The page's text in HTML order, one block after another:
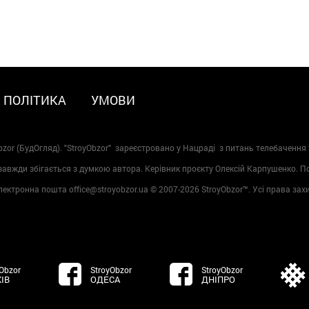
ПОЛІТИКА УМОВИ
(БудОгляд). "StroyObzor" зареєстровано у Нацраді з питань телебачення
збігається з думкою автора. Керівник проєкту Олексій Карпушенко.
пошта office@stroyobzor.ua © 2007-2026 StroyObzor™. Усі права
StroyObzor
ОДЕСА
StroyObzor
ДНІПРО